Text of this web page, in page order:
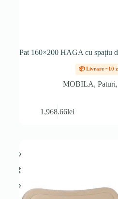
Pat 160×200 HAGA cu spațiu
📦 Livrare ~10
MOBILA,Paturi
1,968.66lei